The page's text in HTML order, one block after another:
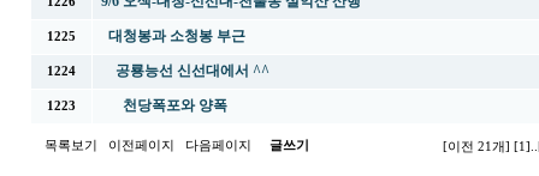
1225 대청봉과 소청봉 부근
1224 공룡능선 신선대에서 ^^
1223 천당폭포와 양폭
목록보기 이전페이지 다음페이지 글쓰기 [이전 21개] [1]